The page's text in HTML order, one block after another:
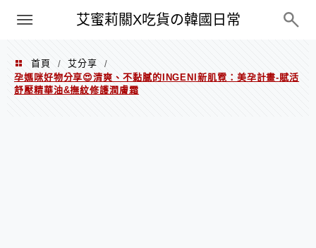
艾蜜莉關X吃貨の韓國日常
PXN
首頁 / 艾分享
/
孕媽咪好物分享😍清爽、不黏膩的INGENI新肌霓：美孕計畫-賦活
舒壓精華油&撫紋修護潤膚霜